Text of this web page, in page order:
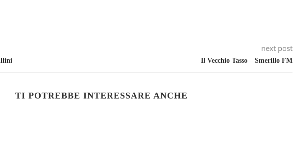
next post
Il Vecchio Tasso – Smerillo FM
TI POTREBBE INTERESSARE ANCHE